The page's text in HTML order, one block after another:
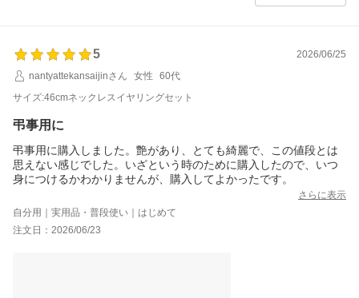
またのご利用を心よりお待ちしております。
5
2026/06/25
nantyattekansaijinさん
女性
60代
サイズ:46cmネックレスイヤリングセット
弔事用に
弔事用に購入しました。艶があり、とても綺麗で、この値段とは
思えない感じでした。いざという時のために購入したので、いつ
身につけるかわかりませんが、購入してよかったです。
さらに表示
自分用｜実用品・普段使い｜はじめて
注文日：2026/06/23